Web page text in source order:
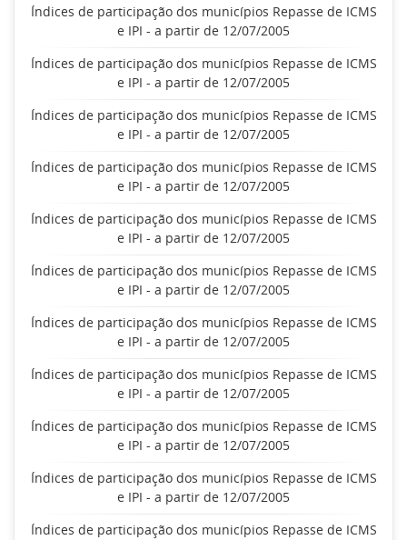
Índices de participação dos municípios Repasse de ICMS
e IPI - a partir de 12/07/2005
Índices de participação dos municípios Repasse de ICMS
e IPI - a partir de 12/07/2005
Índices de participação dos municípios Repasse de ICMS
e IPI - a partir de 12/07/2005
Índices de participação dos municípios Repasse de ICMS
e IPI - a partir de 12/07/2005
Índices de participação dos municípios Repasse de ICMS
e IPI - a partir de 12/07/2005
Índices de participação dos municípios Repasse de ICMS
e IPI - a partir de 12/07/2005
Índices de participação dos municípios Repasse de ICMS
e IPI - a partir de 12/07/2005
Índices de participação dos municípios Repasse de ICMS
e IPI - a partir de 12/07/2005
Índices de participação dos municípios Repasse de ICMS
e IPI - a partir de 12/07/2005
Índices de participação dos municípios Repasse de ICMS
e IPI - a partir de 12/07/2005
Índices de participação dos municípios Repasse de ICMS